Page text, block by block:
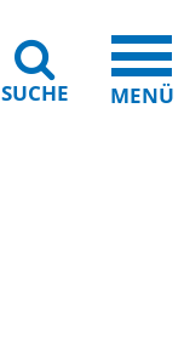
SUCHE MENÜ